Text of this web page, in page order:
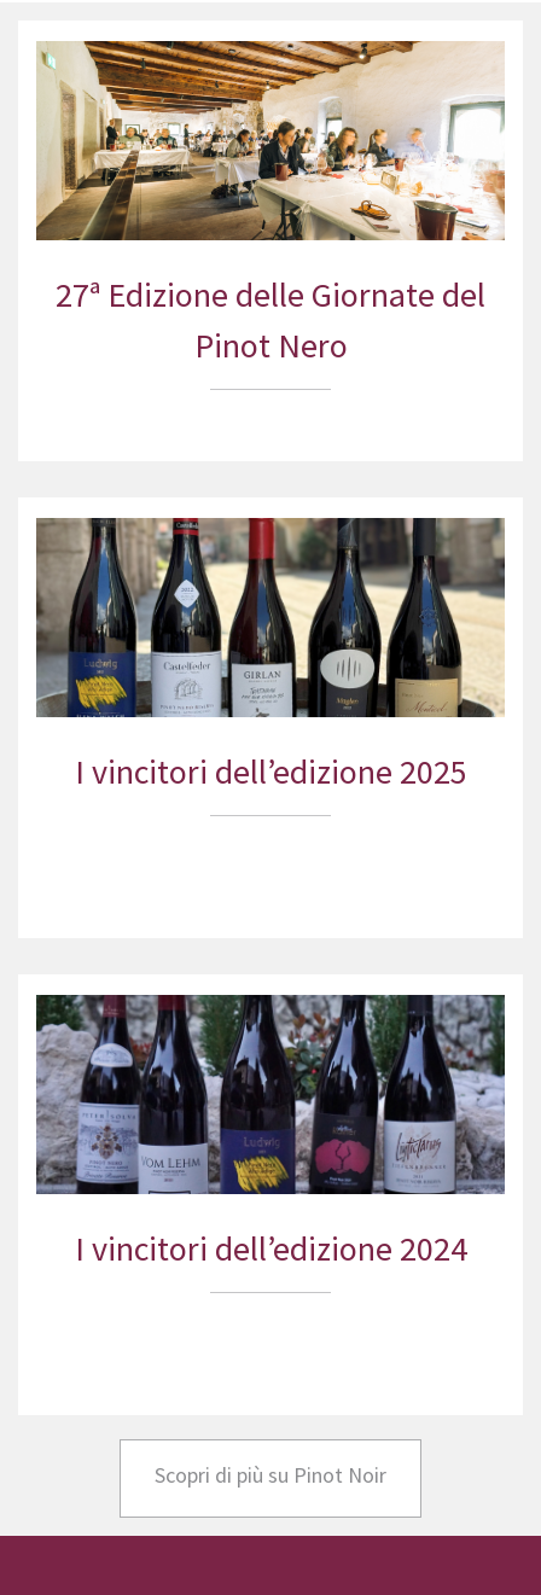
27ª Edizione delle Giornate del
Pinot Nero
I vincitori dell’edizione 2025
I vincitori dell’edizione 2024
Scopri di più su Pinot Noir